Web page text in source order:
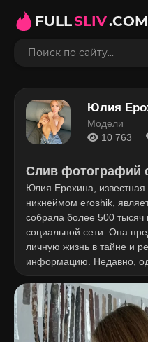
FULLSLIV.COM
Юлия
Модели
10 763
Слив фотографий
Юлия Ерохина, известная
никнеймом eroshik,
собрала более 500 тысяч
социальной сети. Она
личную жизнь в тайне и
информацию. Недавно,
публиковать
наводит на мысль о ее
Юлия часто путешествует
судить по геотегам на ее
основном состоит из